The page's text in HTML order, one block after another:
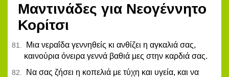
Μαντινάδες για Νεογέννητο
Κορίτσι
Μια νεραΐδα γεννηθείς κι ανθίζει η αγκαλιά σας,
καινούρια όνειρα γεννά βαθιά μες στην καρδιά σας.
Να σας ζήσει η κοπελιά με τύχη και υγεία, και να